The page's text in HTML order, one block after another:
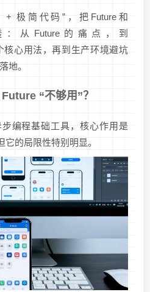
极简代码”，把Future和
透：从Future的痛点，到
核心用法，再到生产环境避坑
地。
“不够用”？
编程基础工具，核心作用是
它的局限性特别明显。